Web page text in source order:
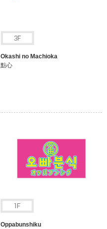
Okashi no Machioka
點心
Oppabunshiku